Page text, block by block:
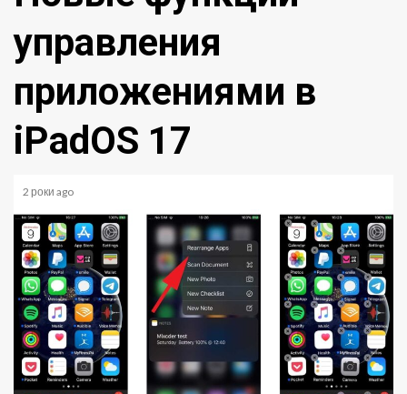
управления
приложениями в
iPadOS 17
2 роки ago